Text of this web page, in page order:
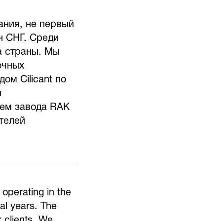
не первый
СНГ. Среди
страны. Мы
Cilicant по
завода RAK
in the
years. The